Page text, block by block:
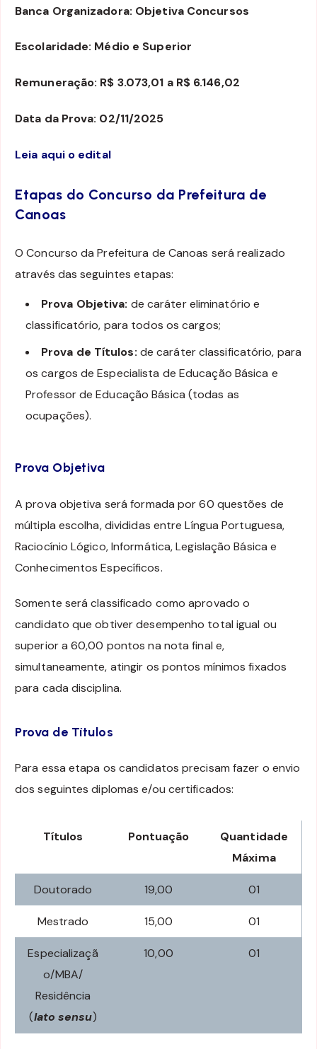
Banca Organizadora: Objetiva Concursos
Escolaridade: Médio e Superior
Remuneração: R$ 3.073,01 a R$ 6.146,02
Data da Prova: 02/11/2025
Leia aqui o edital
Etapas do Concurso da Prefeitura de
Canoas
O Concurso da Prefeitura de Canoas será realizado
através das seguintes etapas:
Prova Objetiva: de caráter eliminatório e
classificatório, para todos os cargos;
Prova de Títulos: de caráter classificatório, para
os cargos de Especialista de Educação Básica e
Professor de Educação Básica (todas as
ocupações).
Prova Objetiva
A prova objetiva será formada por 60 questões de
múltipla escolha, divididas entre Língua Portuguesa,
Raciocínio Lógico, Informática, Legislação Básica e
Conhecimentos Específicos.
Somente será classificado como aprovado o
candidato que obtiver desempenho total igual ou
superior a 60,00 pontos na nota final e,
simultaneamente, atingir os pontos mínimos fixados
para cada disciplina.
Prova de Títulos
Para essa etapa os candidatos precisam fazer o envio
dos seguintes diplomas e/ou certificados:
Títulos Pontuação
Quantidade
Máxima
Doutorado 19,00 01
Mestrado 15,00 01
Especializaçã
o/MBA/
Residência
(lato sensu)
10,00 01